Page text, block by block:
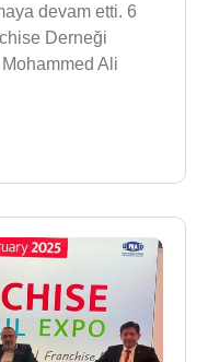
devam etti. 6
Derneği
Ali